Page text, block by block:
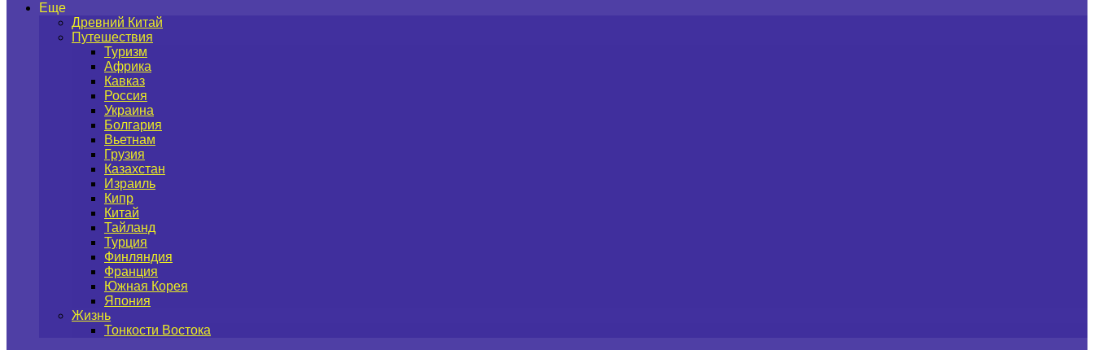
Еще
Древний Китай
Путешествия
Туризм
Африка
Кавказ
Россия
Украина
Болгария
Вьетнам
Грузия
Казахстан
Израиль
Кипр
Китай
Тайланд
Турция
Финляндия
Франция
Южная Корея
Япония
Жизнь
Тонкости Востока